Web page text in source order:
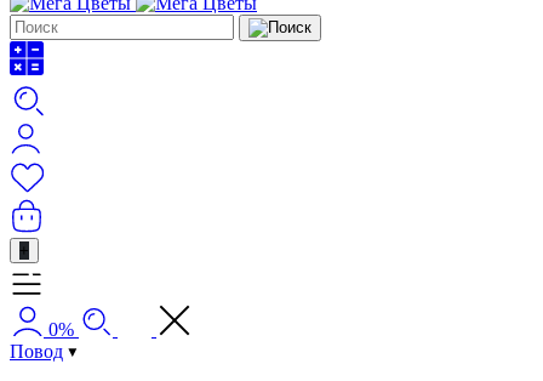
+
0%
Повод